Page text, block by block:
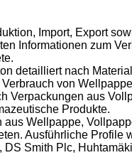
Import, Export
Informationen zum
detailliert nach
von
aus
Produkte.
Wellpappe,
Ausführliche
Smith Plc,